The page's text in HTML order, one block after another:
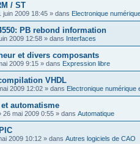
/ ST
juin 2009 18:45 » dans Electronique
PB rebond information
2009 12:58 » dans Interfaces
et divers composants
2009 9:15 » dans Expression libre
VHDL
2009 12:02 » dans Electronique numérique
automatisme
26 mai 2009 0:55 » dans Automatique
2009 10:12 » dans Autres logiciels de CAO